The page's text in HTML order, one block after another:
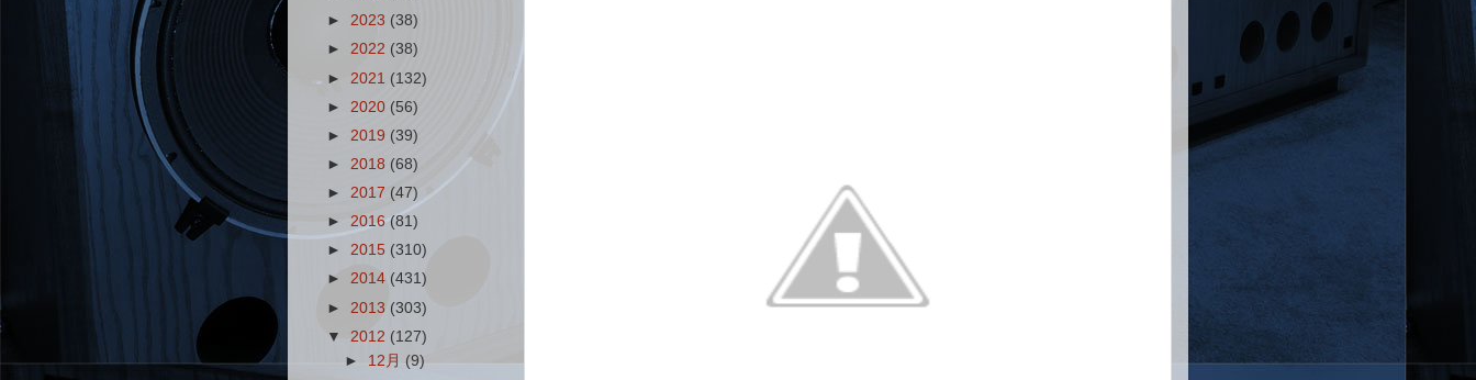
► 2023 (38)
► 2022 (38)
► 2021 (132)
► 2020 (56)
► 2019 (39)
► 2018 (68)
► 2017 (47)
► 2016 (81)
► 2015 (310)
► 2014 (431)
► 2013 (303)
▼ 2012 (127)
► 12月(9)